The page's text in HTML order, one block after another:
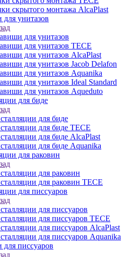
скрытого монтажа AlcaPlast
унитазов
для унитазов
для унитазов TECE
для унитазов AlcaPlast
для унитазов Jacob Delafon
для унитазов Aquanika
для унитазов Ideal Standard
для унитазов Aqueduto
для биде
для биде
для биде TECE
для биде AlcaPlast
для биде Aquanika
для раковин
для раковин
для раковин TECE
для писсуаров
для писсуаров
для писсуаров TECE
для писсуаров AlcaPlast
для писсуаров Aquanika
писсуаров